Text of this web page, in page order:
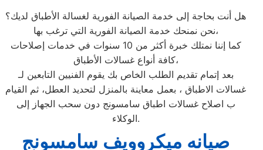
هل أنت بحاجة إلى خدمة الصيانة الفورية لغسالة الأطباق لديك؟
نحن نمنحك خدمة الصيانة الفورية التي ترغب بها،
كما إننا نمتلك خبرة أكثر من 10 سنوات في خدمات إصلاحات
كافة أنواع غسالات الأطباق،
بعد إتمام تقديم الطلب الخاص بك يقوم الفنيين التابعين لـ
غسالات الاطباق ، بعمل معاينة بالمنزل لتحديد العطل، ثم القيام
ب اصلاح غسالات اطباق سامسونج دون سحب الجهاز إلى
الوكلاء.
صيانه ميكروويف سامسونج